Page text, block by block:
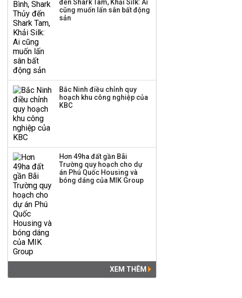
đến Shark Tam, Khải Silk: Ai
cũng muốn lấn sân bất động
sản
Bắc Ninh điều chỉnh quy
hoạch khu công nghiệp của
KBC
Hơn 49ha đất gần Bãi
Trường quy hoạch cho dự
án Phú Quốc Housing và
bóng dáng của MIK Group
XEM THÊM